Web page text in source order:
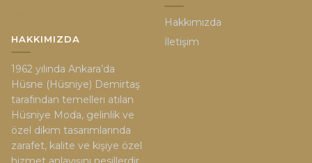
HAKKIMIZDA
1962 yılında Ankara’da
Hüsne (Hüsniye) Demirtaş
tarafından temelleri atılan
Hüsniye Moda, gelinlik ve
özel dikim tasarımlarında
zarafet, kalite ve kişiye özel
Hakkımızda
İletişim